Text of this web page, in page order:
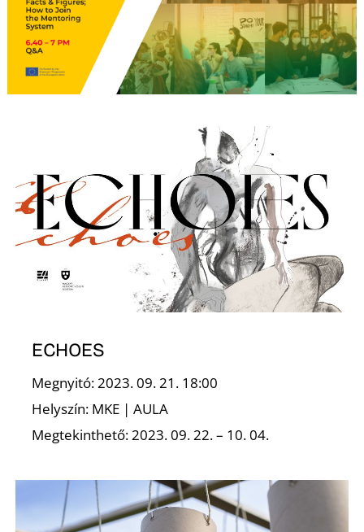
ECHOES
Megnyitó: 2023. 09. 21. 18:00
Helyszín: MKE | AULA
Megtekinthető: 2023. 09. 22. – 10. 04.